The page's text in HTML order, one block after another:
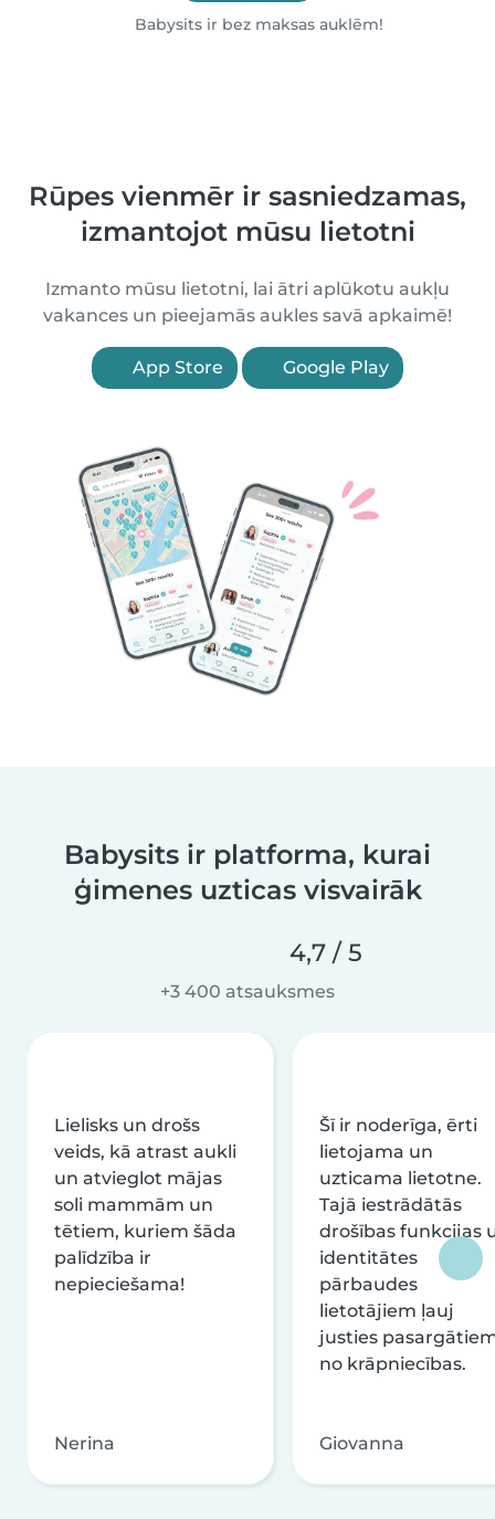
Babysits ir bez maksas auklēm!
Rūpes vienmēr ir sasniedzamas,
izmantojot mūsu lietotni
Izmanto mūsu lietotni, lai ātri aplūkotu aukļu
vakances un pieejamās aukles savā apkaimē!
App Store Google Play
Babysits ir platforma, kurai
ģimenes uzticas visvairāk
4,7 / 5
+3 400 atsauksmes
Lielisks un drošs
veids, kā atrast aukli
un atvieglot mājas
soli mammām un
tētiem, kuriem šāda
palīdzība ir
nepieciešama!
Nerina
Šī ir noderīga, ērti
lietojama un
uzticama lietotne.
Tajā iestrādātās
drošības funkcijas
identitātes
pārbaudes
lietotājiem ļauj
justies
no krāpniecības.
Giovanna